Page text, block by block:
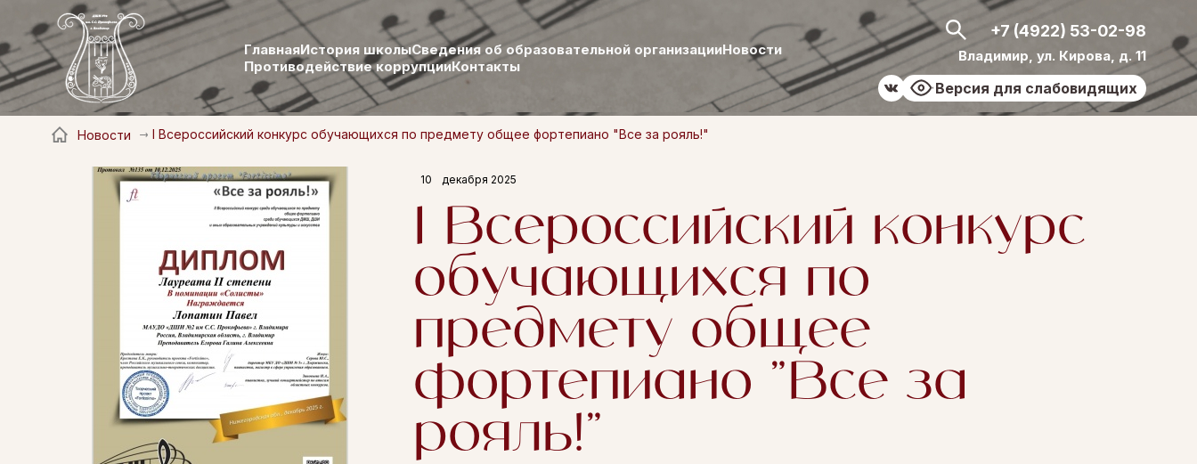
ГлавнаяИстория школыСведения об образовательной организацииНовости
Противодействие коррупцииКонтакты
Версия для слабовидящих
+7 (4922) 53-02-98
Владимир, ул. Кирова, д. 11
Новости I Всероссийский конкурс обучающихся по предмету общее фортепиано "Все за рояль!"
10 декабря 2025
I Всероссийский конкурс
обучающихся по
предмету общее
фортепиано "Все за
рояль!"